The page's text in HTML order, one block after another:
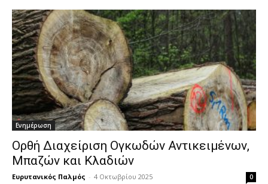
Ενημέρωση
Ορθή Διαχείριση Ογκωδών Αντικειμένων,
Μπαζών και Κλαδιών
Ευρυτανικός Παλμός - 4 Οκτωβρίου 2025 0